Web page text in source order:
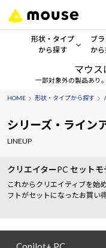
形状・タイプ
から探す
形状・タイプから
デスクトップPC
ノートPC
サーバー
ブ
か
G
マウス
一部対象外の製品あり
HOME 形状・タイプから探す
シリーズ・ライン
LINEUP
クリエイターPC セットモ
これからクリエイティブを始
フトがセットになったお買い